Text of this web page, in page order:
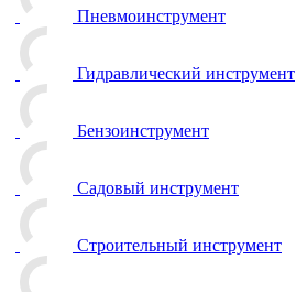
Пневмоинструмент
Гидравлический инструмент
Бензоинструмент
Садовый инструмент
Строительный инструмент